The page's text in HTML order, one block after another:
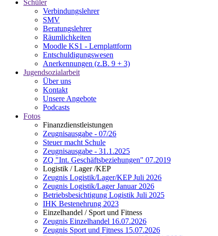
Schüler
Verbindungslehrer
SMV
Beratungslehrer
Räumlichkeiten
Moodle KS1 - Lernplattform
Entschuldigungswesen
Anerkennungen (z.B. 9 + 3)
Jugendsozialarbeit
Über uns
Kontakt
Unsere Angebote
Podcasts
Fotos
Finanzdienstleistungen
Zeugnisausgabe - 07/26
Steuer macht Schule
Zeugnisausgabe - 31.1.2025
ZQ "Int. Geschäftsbeziehungen" 07.2019
Logistik / Lager /KEP
Zeugnis Logistik/Lager/KEP Juli 2026
Zeugnis Logistik/Lager Januar 2026
Betriebsbesichtigung Logistik Juli 2025
IHK Bestenehrung 2023
Einzelhandel / Sport und Fitness
Zeugnis Einzelhandel 16.07.2026
Zeugnis Sport und Fitness 15.07.2026